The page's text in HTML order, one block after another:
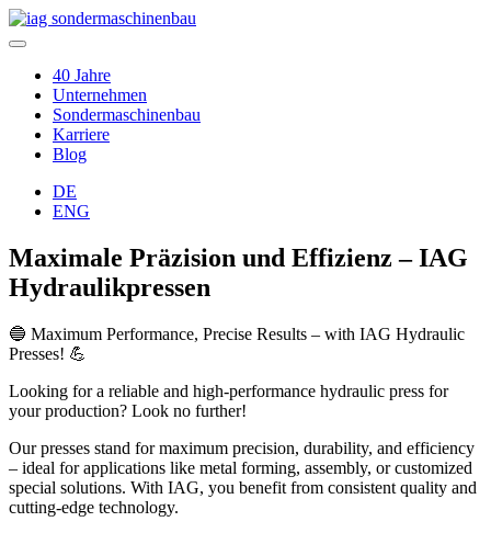
40 Jahre
Unternehmen
Sondermaschinenbau
Karriere
Blog
DE
ENG
Maximale Präzision und Effizienz – IAG
Hydraulikpressen
🔵 Maximum Performance, Precise Results – with IAG Hydraulic
Presses! 💪
Looking for a reliable and high-performance hydraulic press for
your production? Look no further!
Our presses stand for maximum precision, durability, and efficiency
– ideal for applications like metal forming, assembly, or customized
special solutions. With IAG, you benefit from consistent quality and
cutting-edge technology.